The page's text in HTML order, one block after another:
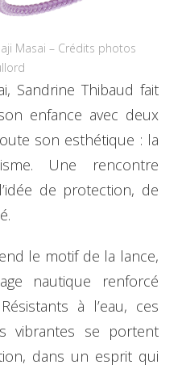
Masai – Crédits photos
Sandrine Thibaud fait
enfance avec deux
son esthétique : la
Une rencontre
de protection, de
le motif de la lance,
nautique renforcé
à l’eau, ces
vibrantes se portent
dans un esprit qui